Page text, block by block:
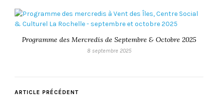
Programme des Mercredis de Septembre & Octobre 2025
8 septembre 2025
ARTICLE PRÉCÉDENT